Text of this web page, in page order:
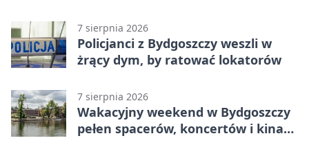
7 sierpnia 2026
Policjanci z Bydgoszczy weszli w
żrący dym, by ratować lokatorów
7 sierpnia 2026
Wakacyjny weekend w Bydgoszczy
pełen spacerów, koncertów i kina